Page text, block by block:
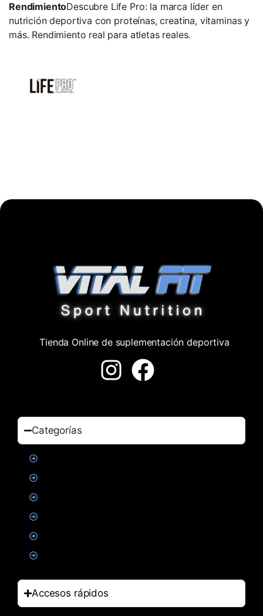
RendimientoDescubre Life Pro: la marca líder en
nutrición deportiva con proteínas, creatina, vitaminas y
más. Rendimiento real para atletas reales.
Tienda Online de suplementación deportiva
Categorías
Accesos rápidos